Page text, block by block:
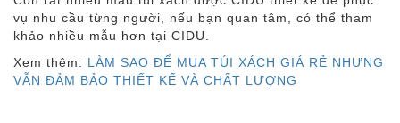
vụ nhu cầu từng người, nếu bạn quan tâm, có thể tham
khảo nhiều mẫu hơn tại CIDU.
Xem thêm: LÀM SAO ĐỂ MUA TÚI XÁCH GIÁ RẺ NHƯNG
VẪN ĐẢM BẢO THIẾT KẾ VÀ CHẤT LƯỢNG